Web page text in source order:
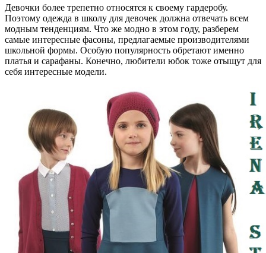
Девочки более трепетно относятся к своему гардеробу.
Поэтому одежда в школу для девочек должна отвечать всем
модным тенденциям. Что же модно в этом году, разберем
самые интересные фасоны, предлагаемые производителями
школьной формы. Особую популярность обретают именно
платья и сарафаны. Конечно, любители юбок тоже отыщут для
себя интересные модели.